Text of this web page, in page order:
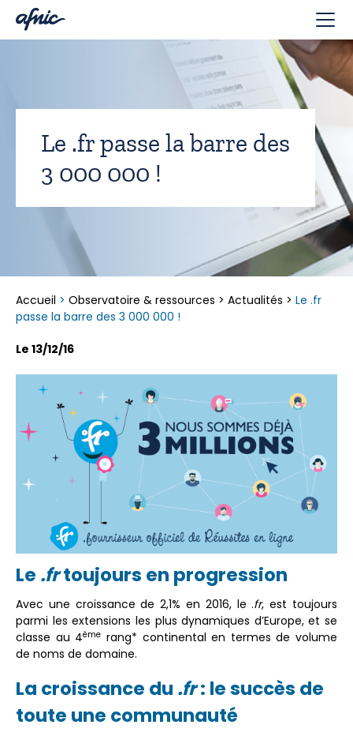
Le .fr passe la barre des
3 000 000 !
Accueil > Observatoire & ressources > Actualités > Le .fr
passe la barre des 3 000 000 !
Le 13/12/16
Le .frtoujours en progression
Avec une croissance de 2,1% en 2016, le .fr, est toujours
parmi les extensions les plus dynamiques d’Europe, et se
classe au 4ème rang* continental en termes de volume
de noms de domaine.
La croissance du .fr: le succès de
toute une communauté
Panneau de gestion des cookies